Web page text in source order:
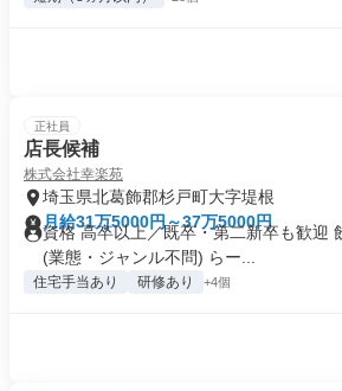
正社員
店長候補
株式会社幸楽苑
埼玉県北葛飾郡杉戸町大字堤根
月給31万5000円～37万5000円
資格 高卒以上／既卒・第二新卒も歓迎
(業態・ジャンル不問) らー...
住宅手当あり 研修あり +4個